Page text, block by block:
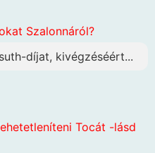
Szalonnáról?
díjat, kivégzéséért...
Tocát -lásd